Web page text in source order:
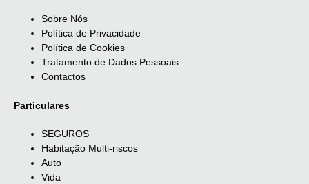
Sobre Nós
Política de Privacidade
Política de Cookies
Tratamento de Dados Pessoais
Contactos
Particulares
SEGUROS
Habitação Multi-riscos
Auto
Vida